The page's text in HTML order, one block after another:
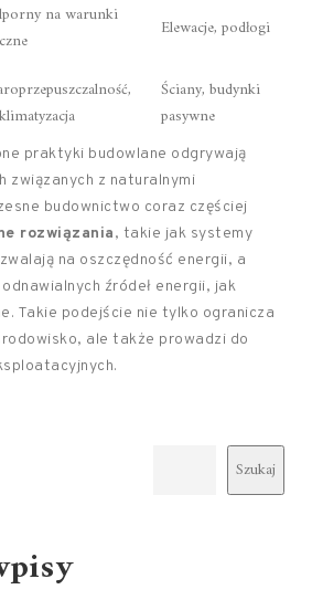
na warunki
Elewacje, podłogi
Ściany, budynki
pasywne
praktyki budowlane odgrywają
związanych z naturalnymi
budownictwo coraz częściej
rozwiązania, takie jak systemy
na oszczędność energii, a
źródeł energii, jak
Takie podejście nie tylko ogranicza
ale także prowadzi do
Szukaj